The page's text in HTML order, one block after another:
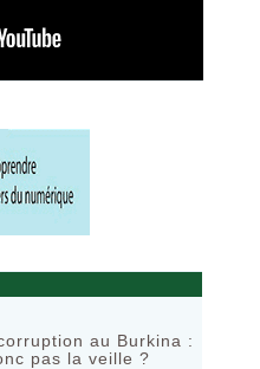
au Burkina :
pas la veille ?